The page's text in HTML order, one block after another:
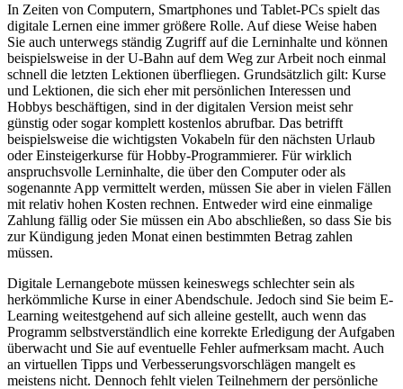
In Zeiten von Computern, Smartphones und Tablet-PCs spielt das
digitale Lernen eine immer größere Rolle. Auf diese Weise haben
Sie auch unterwegs ständig Zugriff auf die Lerninhalte und können
beispielsweise in der U-Bahn auf dem Weg zur Arbeit noch einmal
schnell die letzten Lektionen überfliegen. Grundsätzlich gilt: Kurse
und Lektionen, die sich eher mit persönlichen Interessen und
Hobbys beschäftigen, sind in der digitalen Version meist sehr
günstig oder sogar komplett kostenlos abrufbar. Das betrifft
beispielsweise die wichtigsten Vokabeln für den nächsten Urlaub
oder Einsteigerkurse für Hobby-Programmierer. Für wirklich
anspruchsvolle Lerninhalte, die über den Computer oder als
sogenannte App vermittelt werden, müssen Sie aber in vielen Fällen
mit relativ hohen Kosten rechnen. Entweder wird eine einmalige
Zahlung fällig oder Sie müssen ein Abo abschließen, so dass Sie bis
zur Kündigung jeden Monat einen bestimmten Betrag zahlen
müssen.
Digitale Lernangebote müssen keineswegs schlechter sein als
herkömmliche Kurse in einer Abendschule. Jedoch sind Sie beim E-
Learning weitestgehend auf sich alleine gestellt, auch wenn das
Programm selbstverständlich eine korrekte Erledigung der Aufgaben
überwacht und Sie auf eventuelle Fehler aufmerksam macht. Auch
an virtuellen Tipps und Verbesserungsvorschlägen mangelt es
meistens nicht. Dennoch fehlt vielen Teilnehmern der persönliche